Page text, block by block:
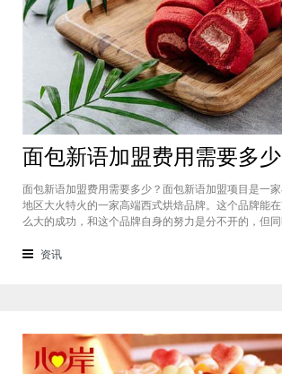
面包新语加盟费用需要多少？面包新语加盟项目是一
地区大火特火的一家高端西式烘焙品牌。这个品牌能
么大的成功，和这个品牌自身的努力是分不开的，但
在国内市场上的首先一家传统地道且正宗的西式烘焙品
资讯